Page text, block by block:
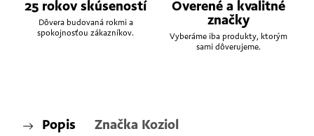
25 rokov skúseností
Dôvera budovaná rokmi a
spokojnosťou zákazníkov.
Overené a kvalitné
značky
Vyberáme iba produkty, ktorým
sami dôverujeme.
Popis Značka Koziol